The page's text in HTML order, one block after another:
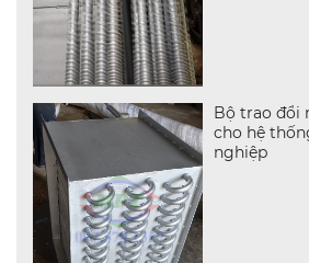
Bộ trao đổi
cho hệ
nghiệp